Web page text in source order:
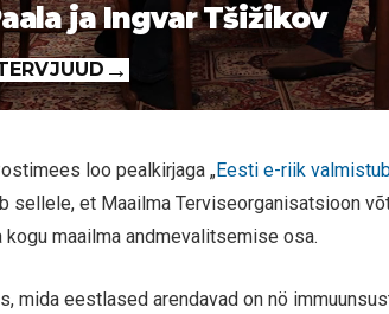
ja Ingvar Tšižikov
loo pealkirjaga „Eesti e-riik
sellele, et Maailma Terviseorganisatsioon
maailma andmevalitsemise osa.
mida eestlased arendavad on nö